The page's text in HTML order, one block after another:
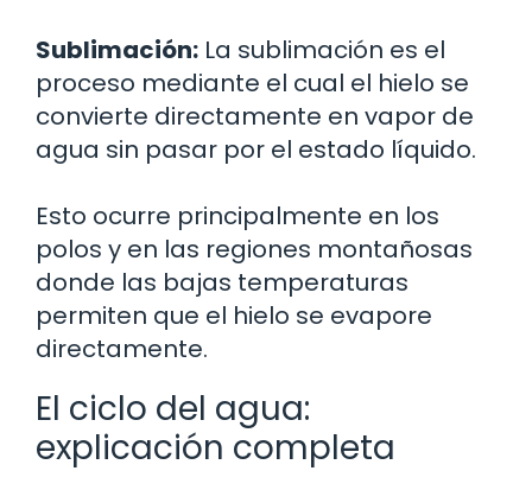
Sublimación: La sublimación es el
proceso mediante el cual el hielo se
convierte directamente en vapor de
agua sin pasar por el estado líquido.
Esto ocurre principalmente en los
polos y en las regiones montañosas
donde las bajas temperaturas
permiten que el hielo se evapore
directamente.
El ciclo del agua:
explicación completa